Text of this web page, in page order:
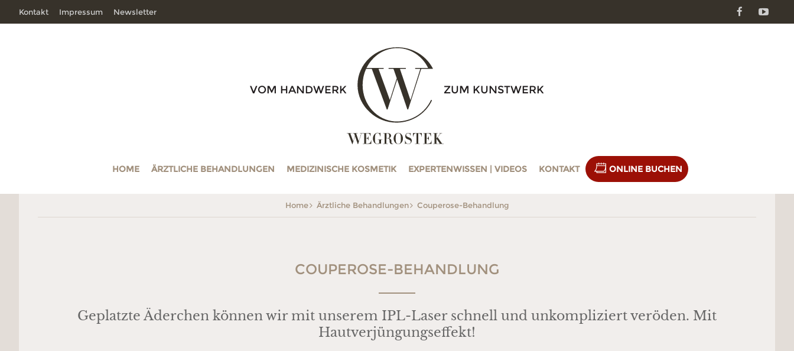
VOM HANDWERK
WEGROSTEK
ZUM KUNSTWERK
HOME ÄRZTLICHE BEHANDLUNGEN MEDIZINISCHE KOSMETIK EXPERTENWISSEN | VIDEOS KONTAKT ONLINE BUCHEN
Kontakt Impressum
Newsletter
Home Ärztliche Behandlungen Couperose-Behandlung
COUPEROSE-BEHANDLUNG
Geplatzte Äderchen können wir mit unserem IPL-Laser schnell und unkompliziert veröden. Mit
Hautverjüngungseffekt!